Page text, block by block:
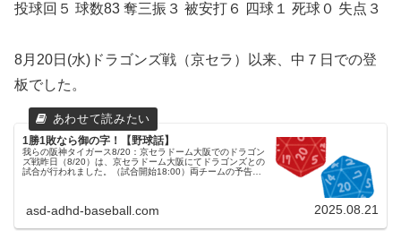
投球回５ 球数83 奪三振３ 被安打６ 四球１ 死球０ 失点３
8月20日(水)ドラゴンズ戦（京セラ）以来、中７日での登
板でした。
1勝1敗なら御の字！【野球話】
我らの阪神タイガース8/20：京セラドーム大阪でのドラゴン
ズ戦昨日（8/20）は、京セラドーム大阪にてドラゴンズとの
試合が行われました。（試合開始18:00）両チームの予告先
asd-adhd-baseball.com 2025.08.21